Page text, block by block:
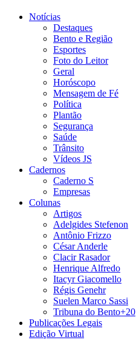
Notícias
Destaques
Bento e Região
Esportes
Foto do Leitor
Geral
Horóscopo
Mensagem de Fé
Política
Plantão
Segurança
Saúde
Trânsito
Vídeos JS
Cadernos
Caderno S
Empresas
Colunas
Artigos
Adelgides Stefenon
Antônio Frizzo
César Anderle
Clacir Rasador
Henrique Alfredo
Itacyr Giacomello
Régis Genehr
Suelen Marco Sassi
Tribuna do Bento+20
Publicações Legais
Edição Virtual